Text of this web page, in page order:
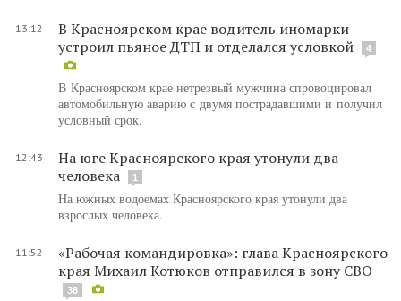
13:12
В Красноярском крае водитель иномарки
устроил пьяное ДТП и отделался условкой
4
В Красноярском крае нетрезвый мужчина спровоцировал
автомобильную аварию с двумя пострадавшими и получил
условный срок.
12:43
На юге Красноярского края утонули два
человека
1
На южных водоемах Красноярского края утонули два
взрослых человека.
11:52
«Рабочая командировка»: глава Красноярского
края Михаил Котюков отправился в зону СВО
38